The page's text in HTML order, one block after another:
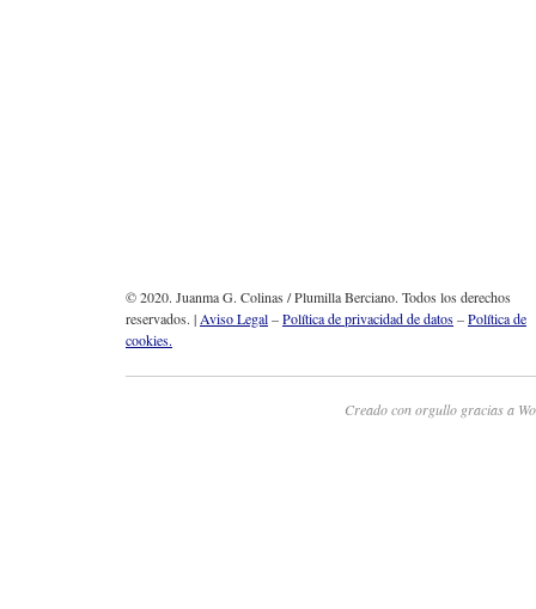
© 2020. Juanma G. Colinas / Plumilla Berciano. Todos los derechos
reservados. |Aviso Legal–Política de privacidad de datos–Política de
cookies.
Creado con orgullo gracias a